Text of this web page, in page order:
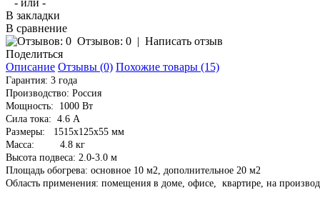
- или -
В закладки
В сравнение
Отзывов: 0 | Написать отзыв
Поделиться
Описание Отзывы (0) Похожие товары (15)
Гарантия: 3 года
Производство: Россия
Мощность: 1000 Вт
Сила тока: 4.6 А
Размеры: 1515х125х55 мм
Масса: 4.8 кг
Высота подвеса: 2.0-3.0 м
Площадь обогрева: основное 10 м2, дополнительное 20 м2
Область применения: помещения в доме, офисе, квартире, на